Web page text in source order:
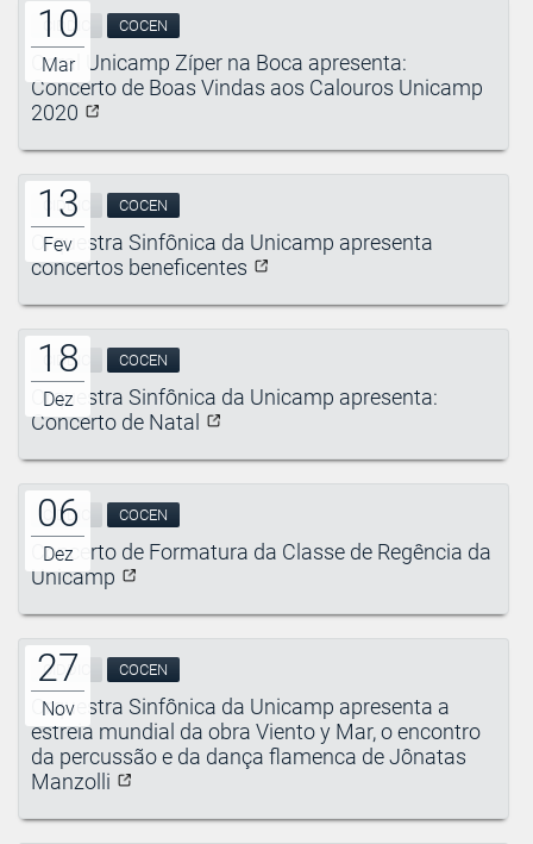
10
Mar
CIDDIC COCEN
Coral Unicamp Zíper na Boca apresenta:
Concerto de Boas Vindas aos Calouros Unicamp
2020
13
Fev
CIDDIC COCEN
Orquestra Sinfônica da Unicamp apresenta
concertos beneficentes
18
Dez
CIDDIC COCEN
Orquestra Sinfônica da Unicamp apresenta:
Concerto de Natal
06
Dez
CIDDIC COCEN
Concerto de Formatura da Classe de Regência da
Unicamp
27
Nov
CIDDIC COCEN
Orquestra Sinfônica da Unicamp apresenta a
estreia mundial da obra Viento y Mar, o encontro
da percussão e da dança flamenca de Jônatas
Manzolli